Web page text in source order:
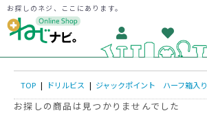
お探しのネジ、ここにあります。
TOP | ドリルビス | ジャックポイント ハーフ箱入り
お探しの商品は見つかりませんでした